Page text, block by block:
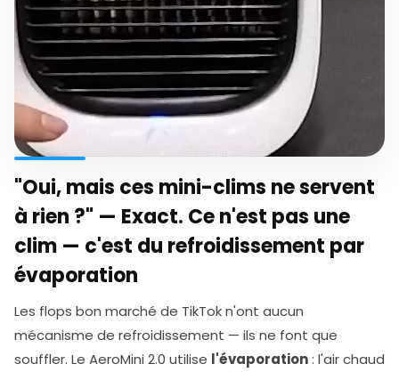
"Oui, mais ces mini-clims ne servent
à rien ?" — Exact. Ce n'est pas une
clim — c'est du refroidissement par
évaporation
Les flops bon marché de TikTok n'ont aucun
mécanisme de refroidissement — ils ne font que
souffler. Le AeroMini 2.0 utilise l'évaporation: l'air chaud